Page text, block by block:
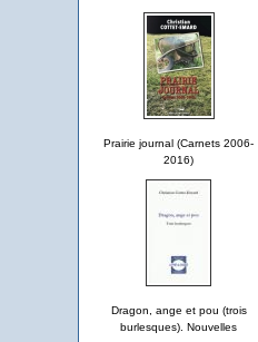
Prairie journal (Carnets 2006-
2016)
Dragon, ange et pou (trois
burlesques). Nouvelles